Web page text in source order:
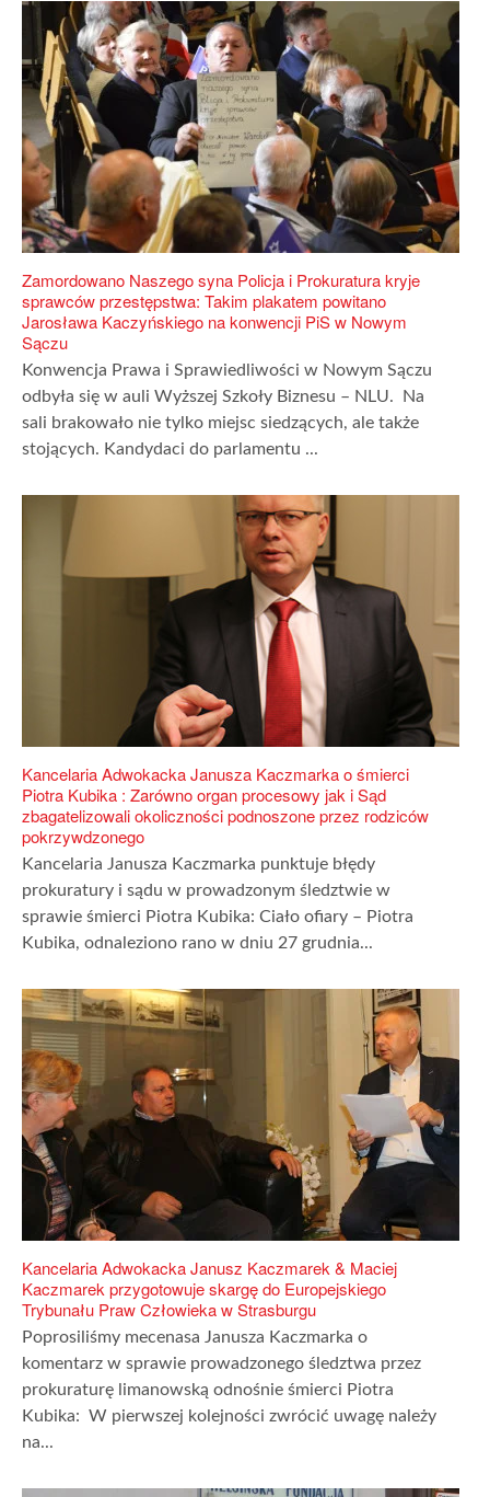
Zamordowano Naszego syna Policja i Prokuratura kryje
sprawców przestępstwa: Takim plakatem powitano
Jarosława Kaczyńskiego na konwencji PiS w Nowym
Sączu
Konwencja Prawa i Sprawiedliwości w Nowym Sączu
odbyła się w auli Wyższej Szkoły Biznesu – NLU. Na
sali brakowało nie tylko miejsc siedzących, ale także
stojących. Kandydaci do parlamentu ...
Kancelaria Adwokacka Janusza Kaczmarka o śmierci
Piotra Kubika : Zarówno organ procesowy jak i Sąd
zbagatelizowali okoliczności podnoszone przez rodziców
pokrzywdzonego
Kancelaria Janusza Kaczmarka punktuje błędy
prokuratury i sądu w prowadzonym śledztwie w
sprawie śmierci Piotra Kubika: Ciało ofiary – Piotra
Kubika, odnaleziono rano w dniu 27 grudnia...
Kancelaria Adwokacka Janusz Kaczmarek & Maciej
Kaczmarek przygotowuje skargę do Europejskiego
Trybunału Praw Człowieka w Strasburgu
Poprosiliśmy mecenasa Janusza Kaczmarka o
komentarz w sprawie prowadzonego śledztwa przez
prokuraturę limanowską odnośnie śmierci Piotra
Kubika: W pierwszej kolejności zwrócić uwagę należy
na...